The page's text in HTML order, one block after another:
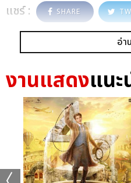
แชร์ : SHARE
อ่า
งานแสดงแนะ